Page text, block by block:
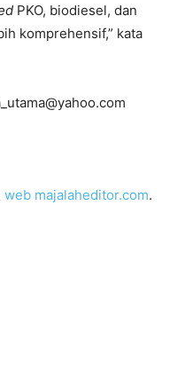
PKO, biodiesel, dan
komprehensif,” kata
web majalaheditor.com.